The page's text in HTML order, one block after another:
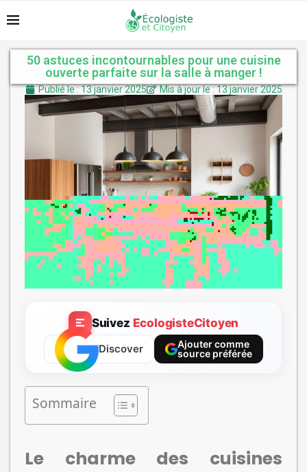
50 astuces incontournables pour une cuisine
ouverte parfaite sur la salle à manger !
Publié le : 13 janvier 2025 Mis à jour le : 13 janvier 2025
Suivez EcologisteCitoyen
Discover
Ajouter comme
source préférée
Sommaire
Le charme des cuisines